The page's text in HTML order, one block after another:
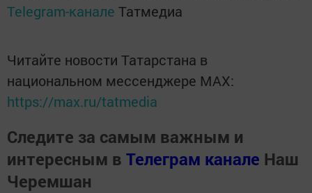
Telegram-канале Татмедиа
Читайте новости Татарстана в
национальном мессенджере MАХ:
https://max.ru/tatmedia
Следите за самым важным и
интересным в Телеграм канале Наш
Черемшан